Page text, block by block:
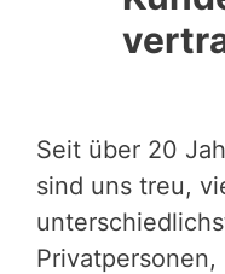
Seit über 20
sind uns treu,
Privatpersonen,